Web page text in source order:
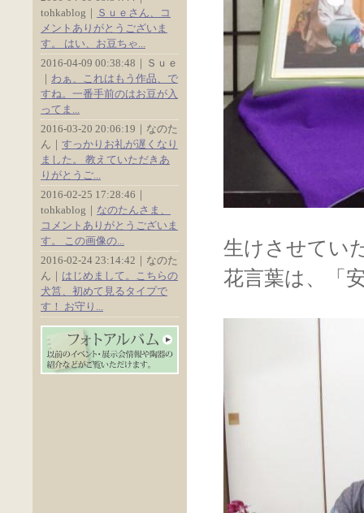
生けさせてい
花言葉は、「
tohkablog｜
Ｓｕｅさん、コ
メントありがとうございま
す。 はい、お豆ちゃ...
2016-04-09 00:38:48｜Ｓｕｅ
わぁ、これはもう作品、で
すね。一番手前のはお豆が入
ってま...
2016-03-20 20:06:19｜なのた
ん｜ すっかりお礼が遅くなり
ました。 教えていただきあ
りがとうご...
2016-02-25 17:28:46｜
tohkablog｜ なのたんさま、
コメントありがとうございま
す。 この画像の...
2016-02-24 23:14:42｜なのた
ん｜ はじめまして。こちらの
犬筥、初めて見るタイプで
す！ お守り...